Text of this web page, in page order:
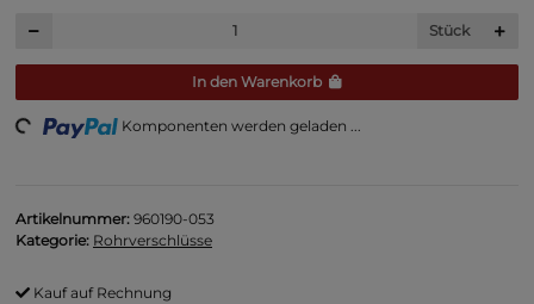
Stück
In den Warenkorb
Komponenten werden geladen ...
Artikelnummer: 960190-053
Kategorie: Rohrverschlüsse
Kauf auf Rechnung